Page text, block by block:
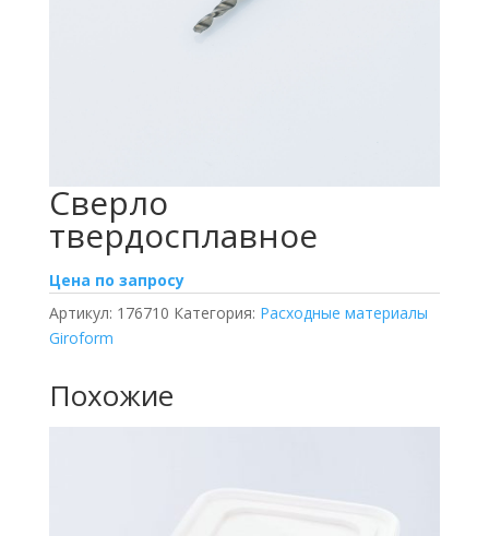
Сверло
твердосплавное
Цена по запросу
Артикул: 176710 Категория: Расходные материалы
Giroform
Похожие